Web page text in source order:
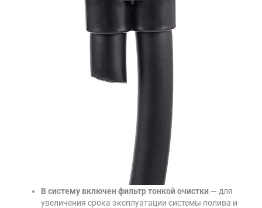
В систему включен фильтр тонкой очистки — для
увеличения срока эксплуатации системы полива и